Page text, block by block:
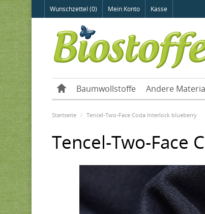
Wunschzettel (0) Mein Konto Kasse
Baumwollstoffe Andere
Startseite Tencel-Two-Face Coda Interlock blueberry
Tencel-Two-Face